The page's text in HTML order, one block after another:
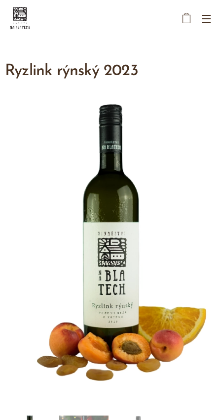
Ryzlink rýnský 2023